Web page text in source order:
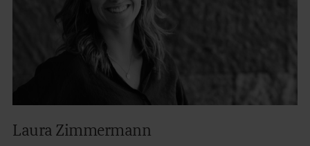
Laura Zimmermann